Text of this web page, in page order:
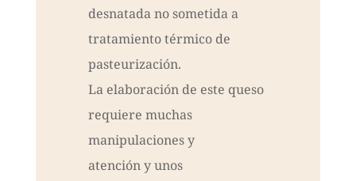
desnatada no sometida a
tratamiento térmico de
pasteurización.
La elaboración de este queso
requiere muchas
manipulaciones y
atención y unos